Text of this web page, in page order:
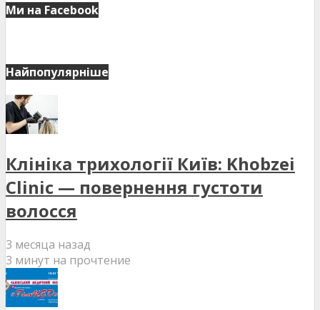
Ми на Facebook
Найпопулярніше
Клініка трихології Київ: Khobzei
Clinic — повернення густоти
волосся
3 месяца назад
3 минут на прочтение